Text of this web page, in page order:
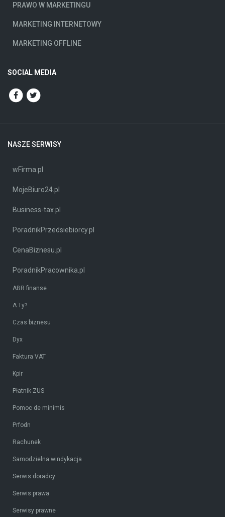
PRAWO W MARKETINGU
MARKETING INTERNETOWY
MARKETING OFFLINE
SOCIAL MEDIA
NASZE SERWISY
wFirma.pl
MojeBiuro24.pl
Business-tax.pl
PoradnikPrzedsiebiorcy.pl
CenaBiznesu.pl
PoradnikPracownika.pl
ABR finanse
A Ty?
Czas biznesu
Dyx
Faktura VAT
Kpir
Płatnik ZUS
Pomoc de minimis
Prfodn
Rachunek
Samodzielna windykacja
Serwis doradcy
Serwis prawa
Serwisy prawne